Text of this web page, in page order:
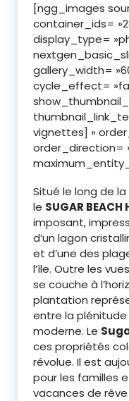
[ngg_images
container_ids=
display_type=
gallery_width=
cycle_effect=
vignettes] »
order_direction=
Situé le long de
le SUGAR BEACH
imposant,
d’un lagon
et d’une des
l’île. Outre les
se couche à
plantation
entre la
moderne. Le
ces propriétés
révolue. Il est
pour les familles
vacances de